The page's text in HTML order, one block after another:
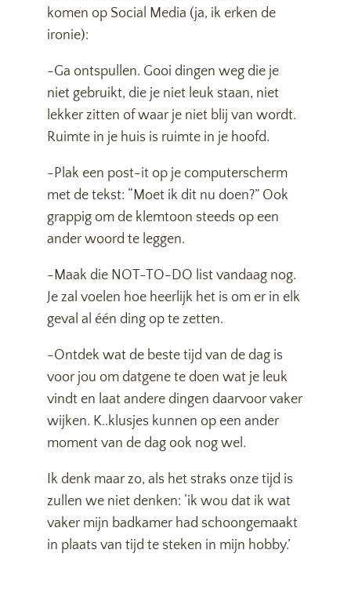
komen op Social Media (ja, ik erken de
ironie):
-Ga ontspullen. Gooi dingen weg die je
niet gebruikt, die je niet leuk staan, niet
lekker zitten of waar je niet blij van wordt.
Ruimte in je huis is ruimte in je hoofd.
-Plak een post-it op je computerscherm
met de tekst: “Moet ik dit nu doen?” Ook
grappig om de klemtoon steeds op een
ander woord te leggen.
-Maak die NOT-TO-DO list vandaag nog.
Je zal voelen hoe heerlijk het is om er in elk
geval al één ding op te zetten.
-Ontdek wat de beste tijd van de dag is
voor jou om datgene te doen wat je leuk
vindt en laat andere dingen daarvoor vaker
wijken. K..klusjes kunnen op een ander
moment van de dag ook nog wel.
Ik denk maar zo, als het straks onze tijd is
zullen we niet denken: ‘ik wou dat ik wat
vaker mijn badkamer had schoongemaakt
in plaats van tijd te steken in mijn hobby.’